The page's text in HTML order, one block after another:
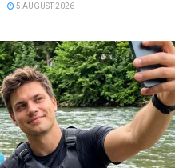
5 AUGUST 2026